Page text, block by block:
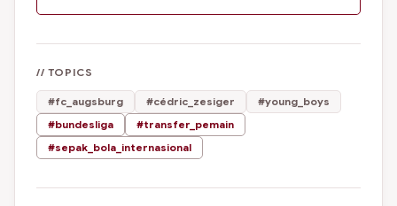
// TOPICS
#fc_augsburg #cédric_zesiger
#young_boys
#bundesliga
#transfer_pemain
#sepak_bola_internasional